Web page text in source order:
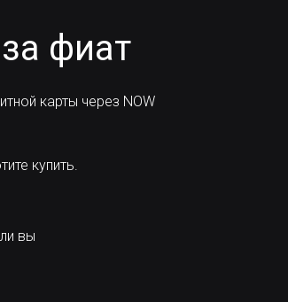
фиат
карты через NOW
купить.
вы